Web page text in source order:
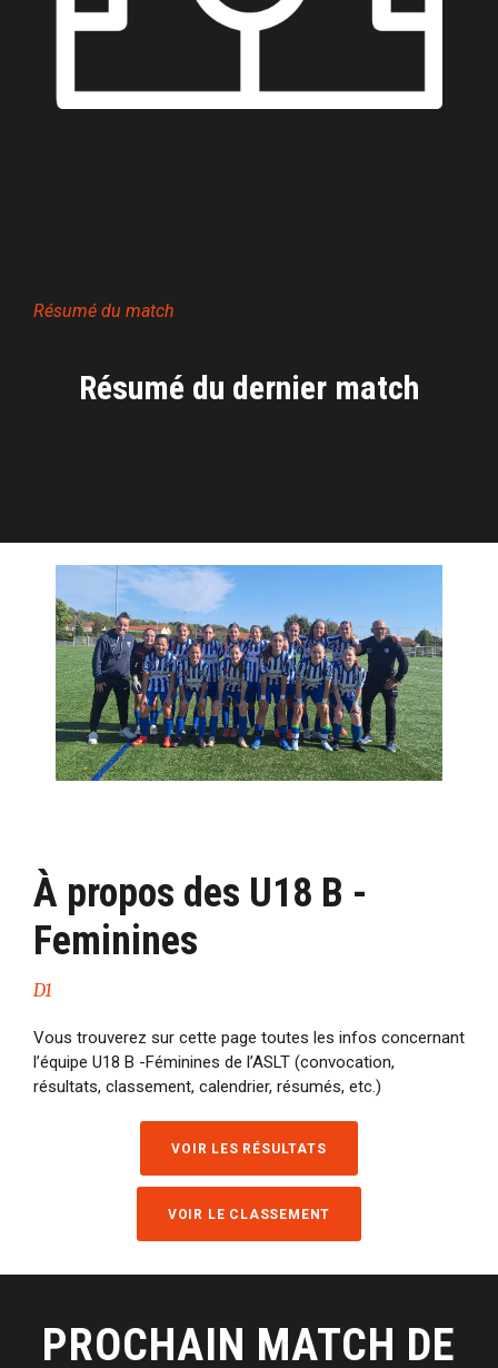
Résumé du match
Résumé du dernier match
À propos des U18 B -
Feminines
D1
Vous trouverez sur cette page toutes les infos concernant
l’équipe U18 B -Féminines de l’ASLT (convocation,
résultats, classement, calendrier, résumés, etc.)
VOIR LES RÉSULTATS
VOIR LE CLASSEMENT
PROCHAIN MATCH DE